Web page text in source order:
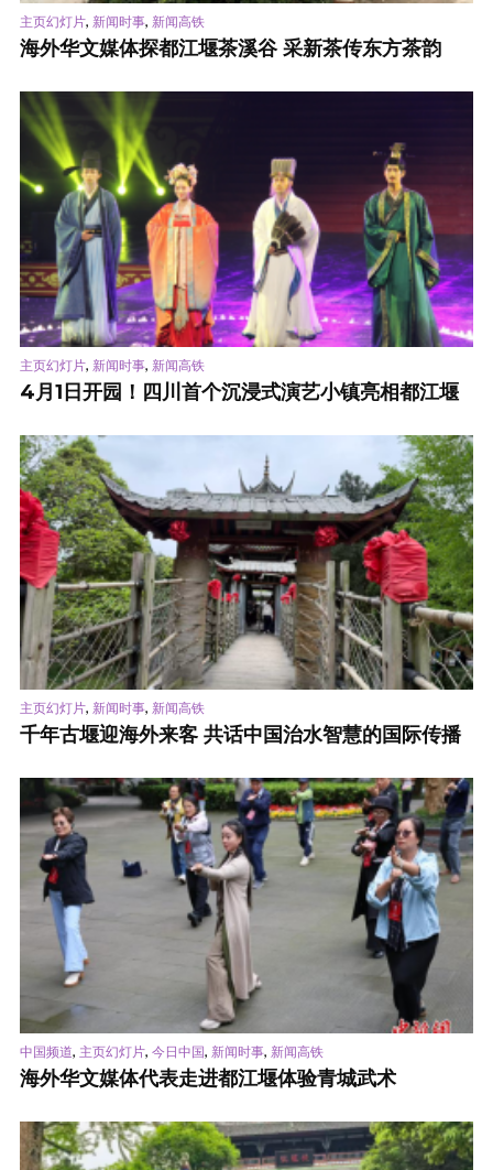
主页幻灯片, 新闻时事, 新闻高铁
海外华文媒体探都江堰茶溪谷 采新茶传东方茶韵
主页幻灯片, 新闻时事, 新闻高铁
4月1日开园！四川首个沉浸式演艺小镇亮相都江堰
主页幻灯片, 新闻时事, 新闻高铁
千年古堰迎海外来客 共话中国治水智慧的国际传播
中国频道, 主页幻灯片, 今日中国, 新闻时事, 新闻高铁
海外华文媒体代表走进都江堰体验青城武术